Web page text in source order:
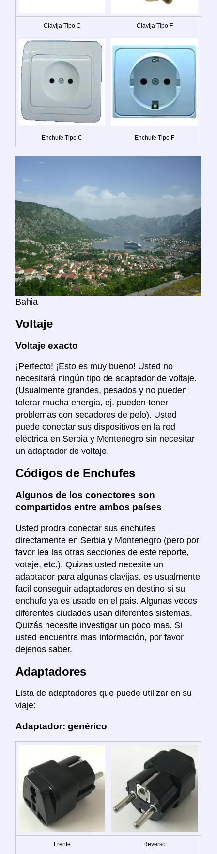
Clavija Tipo C Clavija Tipo F
Enchufe Tipo C Enchufe Tipo F
Bahia
Voltaje
Voltaje exacto
¡Perfecto! ¡Esto es muy bueno! Usted no
necesitará ningún tipo de adaptador de voltaje.
(Usualmente grandes, pesados y no pueden
tolerar mucha energia, ej. pueden tener
problemas con secadores de pelo). Usted
puede conectar sus dispositivos en la red
eléctrica en Serbia y Montenegro sin necesitar
un adaptador de voltaje.
Códigos de Enchufes
Algunos de los conectores son
compartidos entre ambos países
Usted prodra conectar sus enchufes
directamente en Serbia y Montenegro (pero por
favor lea las otras secciones de este reporte,
votaje, etc.). Quizas usted necesite un
adaptador para algunas clavijas, es usualmente
facil conseguir adaptadores en destino si su
enchufe ya es usado en el país. Algunas veces
diferentes ciudades usan diferentes sistemas.
Quizás necesite investigar un poco mas. Si
usted encuentra mas información, por favor
dejenos saber.
Adaptadores
Lista de adaptadores que puede utilizar en su
viaje:
Adaptador: genérico
Frente Reverso